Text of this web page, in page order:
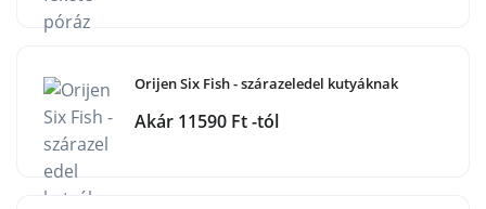
Orijen Six Fish - szárazeledel kutyáknak
Akár 11590 Ft -tól